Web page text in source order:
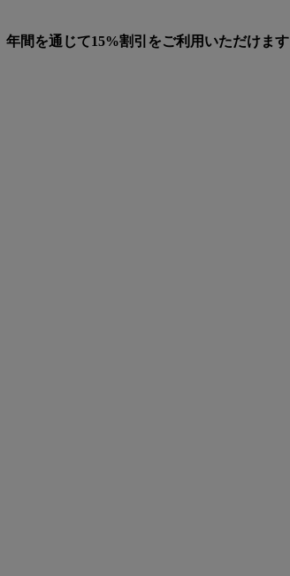
年間を通じて15%割引をご利用いただけます